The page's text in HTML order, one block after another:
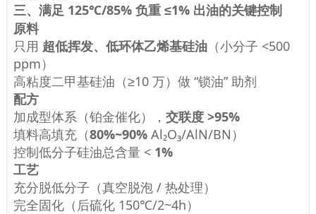
三、满足 125℃/85% 负重 ≤1% 出油的关键控制
原料
只用 超低挥发、低环体乙烯基硅油（小分子 <500
ppm）
高粘度二甲基硅油（≥10 万）做 “锁油” 助剂
配方
加成型体系（铂金催化）， 交联度 >95%
填料高填充（80%~90%Al₂O₃/AlN/BN）
控制低分子硅油总含量 < 1%
工艺
充分脱低分子（真空脱泡 / 热处理）
完全固化（后硫化 150℃/2~4h）